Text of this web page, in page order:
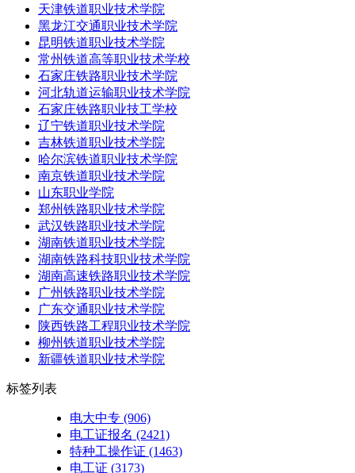
天津铁道职业技术学院
黑龙江交通职业技术学院
昆明铁道职业技术学院
常州铁道高等职业技术学校
石家庄铁路职业技术学院
河北轨道运输职业技术学院
石家庄铁路职业技工学校
辽宁铁道职业技术学院
吉林铁道职业技术学院
哈尔滨铁道职业技术学院
南京铁道职业技术学院
山东职业学院
郑州铁路职业技术学院
武汉铁路职业技术学院
湖南铁道职业技术学院
湖南铁路科技职业技术学院
湖南高速铁路职业技术学院
广州铁路职业技术学院
广东交通职业技术学院
陕西铁路工程职业技术学院
柳州铁道职业技术学院
新疆铁道职业技术学院
标签列表
电大中专 (906)
电工证报名 (2421)
特种工操作证 (1463)
电工证 (3173)